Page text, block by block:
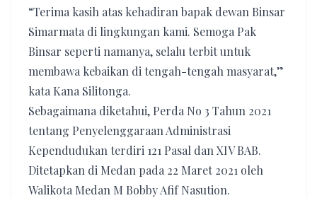
“Terima kasih atas kehadiran bapak dewan Binsar
Simarmata di lingkungan kami. Semoga Pak
Binsar seperti namanya, selalu terbit untuk
membawa kebaikan di tengah-tengah masyarat,”
kata Kana Silitonga.
Sebagaimana diketahui, Perda No 3 Tahun 2021
tentang Penyelenggaraan Administrasi
Kependudukan terdiri 121 Pasal dan XIV BAB.
Ditetapkan di Medan pada 22 Maret 2021 oleh
Walikota Medan M Bobby Afif Nasution.